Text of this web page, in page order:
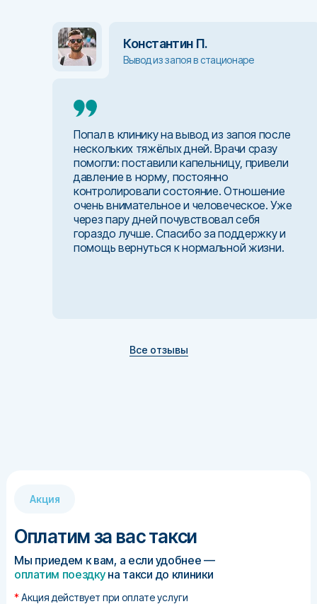
Анна Алексеевна
Константин П.
Вывод из запоя в стационаре
Попал в клинику на вывод из запоя после
нескольких тяжёлых дней. Врачи сразу
помогли: поставили капельницу, привели
давление в норму, постоянно
контролировали состояние. Отношение
очень внимательное и человеческое. Уже
через пару дней почувствовал себя
гораздо лучше. Спасибо за поддержку и
помощь вернуться к нормальной жизни.
Все отзывы
Акция
Оплатим за вас такси
Мы приедем к вам, а если удобнее —
оплатим поездкуна такси до клиники
* Акция действует при оплате услуги